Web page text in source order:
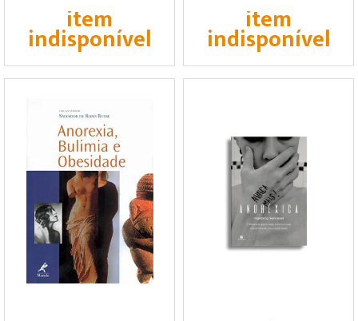
item
indisponível
item
indisponível